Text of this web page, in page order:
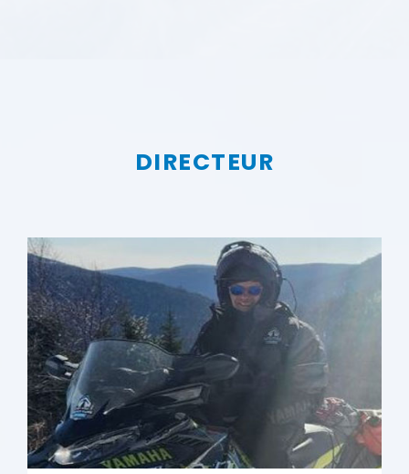
DIRECTEUR